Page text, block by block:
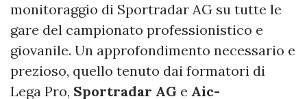
monitoraggio di Sportradar AG su tutte le
gare del campionato professionistico e
giovanile. Un approfondimento necessario e
prezioso, quello tenuto dai formatori di
Lega Pro, Sportradar AG e Aic-